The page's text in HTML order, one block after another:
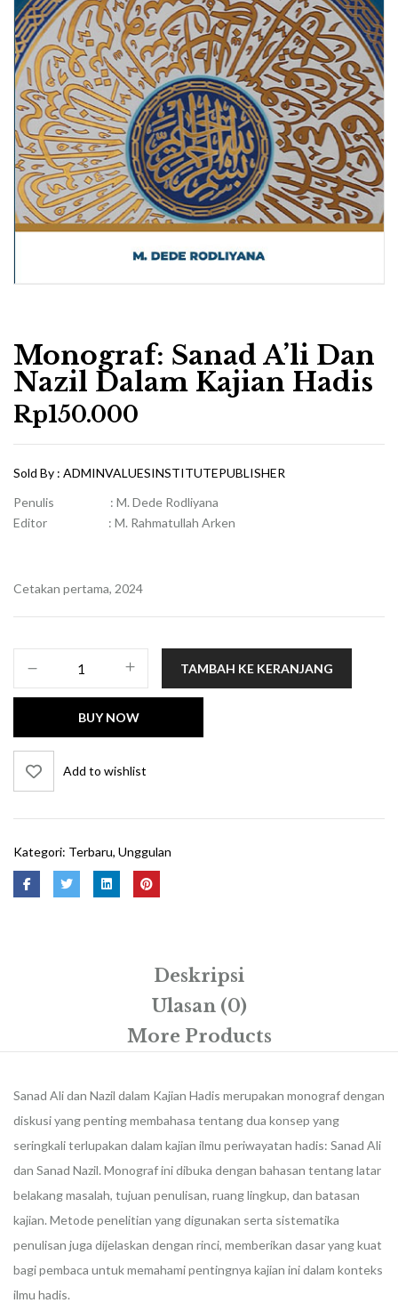
Monograf: Sanad A’li Dan
Nazil Dalam Kajian Hadis
Rp150.000
Sold By : ADMINVALUESINSTITUTEPUBLISHER
Penulis : M. Dede Rodliyana
Editor : M. Rahmatullah Arken
Cetakan pertama, 2024
Sanad
dan
Nazil
Dalam
Hadis
TAMBAH KE KERANJANG
BUY NOW
Add to wishlist
Kategori: Terbaru, Unggulan
Deskripsi
Ulasan (0)
More Products
Sanad Ali dan Nazil dalam Kajian Hadis merupakan monograf dengan
diskusi yang penting membahasa tentang dua konsep yang
seringkali terlupakan dalam kajian ilmu periwayatan hadis: Sanad Ali
dan Sanad Nazil. Monograf ini dibuka dengan bahasan tentang latar
belakang masalah, tujuan penulisan, ruang lingkup, dan batasan
kajian. Metode penelitian yang digunakan serta sistematika
penulisan juga dijelaskan dengan rinci, memberikan dasar yang kuat
bagi pembaca untuk memahami pentingnya kajian ini dalam konteks
ilmu hadis.